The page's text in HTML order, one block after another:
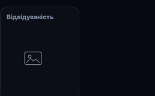
Відвідуваність